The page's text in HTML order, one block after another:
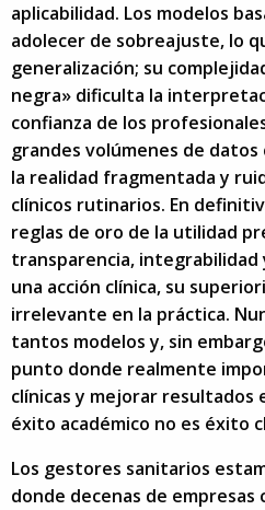
aplicabilidad. Los modelos
adolecer de sobreajuste, lo
generalización; su
negra» dificulta la
confianza de los
grandes volúmenes de
la realidad fragmentada y
clínicos rutinarios. En
reglas de oro de la utilidad
transparencia, integrabilidad
una acción clínica, su
irrelevante en la práctica.
tantos modelos y, sin
punto donde realmente
clínicas y mejorar resultados
éxito académico no es éxito
Los gestores sanitarios
donde decenas de